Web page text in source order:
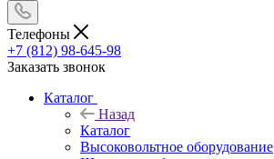
Телефоны
+7 (812) 98-645-98
Заказать звонок
Каталог
Назад
Каталог
Высоковольтное оборудование